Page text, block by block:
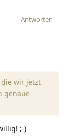
Antworten
wir jetzt
genaue
;-)